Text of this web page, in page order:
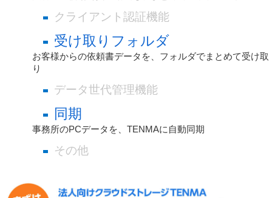
クライアント認証機能
受け取りフォルダ
お客様からの依頼書データを、フォルダでまとめて受け取
り
データ世代管理機能
同期
事務所のPCデータを、TENMAに自動同期
その他